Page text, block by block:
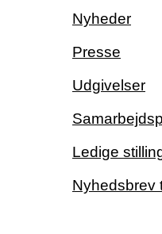
Nyheder
Presse
Udgivelser
Ledige
Nyhedsbrev